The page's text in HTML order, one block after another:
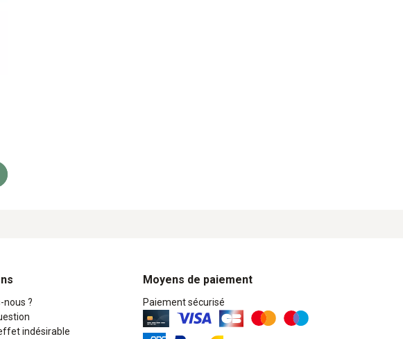
nous ?
indésirable
Moyens de paiement
Paiement sécurisé